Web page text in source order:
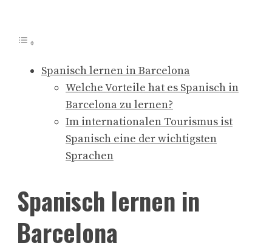
Spanisch lernen in Barcelona
Welche Vorteile hat es Spanisch in
Barcelona zu lernen?
Im internationalen Tourismus ist
Spanisch eine der wichtigsten
Sprachen
Spanisch lernen in
Barcelona